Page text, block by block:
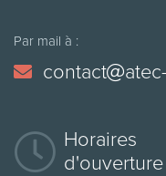
Par mail à :
contact
Horaires
d'ouverture